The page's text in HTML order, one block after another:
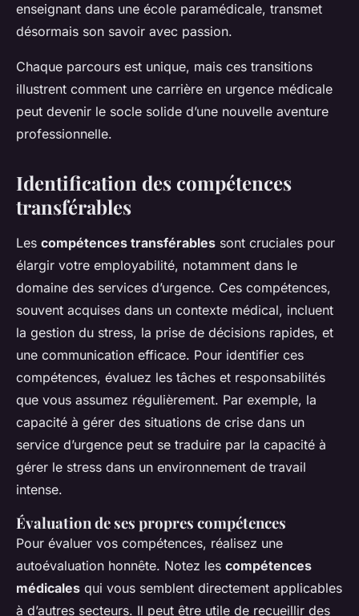
enseignant dans une école paramédicale, transmet
désormais son savoir avec passion.
Chaque parcours est unique, mais ces transitions
illustrent comment une carrière en urgence médicale
peut devenir le socle solide d’une nouvelle aventure
professionnelle.
Identification des compétences
transférables
Les compétences transférables sont cruciales pour
élargir votre employabilité, notamment dans le
domaine des services d’urgence. Ces compétences,
souvent acquises dans un contexte médical, incluent
la gestion du stress, la prise de décisions rapides, et
une communication efficace. Pour identifier ces
compétences, évaluez les tâches et responsabilités
que vous assumez régulièrement. Par exemple, la
capacité à gérer des situations de crise dans un
service d’urgence peut se traduire par la capacité à
gérer le stress dans un environnement de travail
intense.
Évaluation de ses propres compétences
Pour évaluer vos compétences, réalisez une
autoévaluation honnête. Notez les compétences
médicales qui vous semblent directement applicables
à d’autres secteurs. Il peut être utile de recueillir des